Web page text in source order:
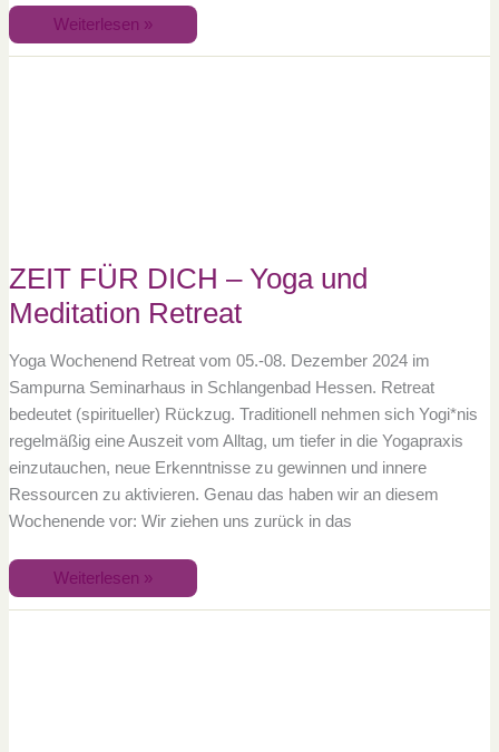
Weiterlesen »
ZEIT FÜR DICH – Yoga und
Meditation Retreat
Yoga Wochenend Retreat vom 05.-08. Dezember 2024 im
Sampurna Seminarhaus in Schlangenbad Hessen. Retreat
bedeutet (spiritueller) Rückzug. Traditionell nehmen sich Yogi*nis
regelmäßig eine Auszeit vom Alltag, um tiefer in die Yogapraxis
einzutauchen, neue Erkenntnisse zu gewinnen und innere
Ressourcen zu aktivieren. Genau das haben wir an diesem
Wochenende vor: Wir ziehen uns zurück in das
Weiterlesen »